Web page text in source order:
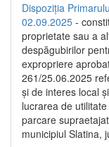
Dispoziția
02.09.2025 -
proprietate sau a
despăgubirilor
expropriere
261/25.06.2025
și de interes local
lucrarea de
parcare
municipiul Slatina,